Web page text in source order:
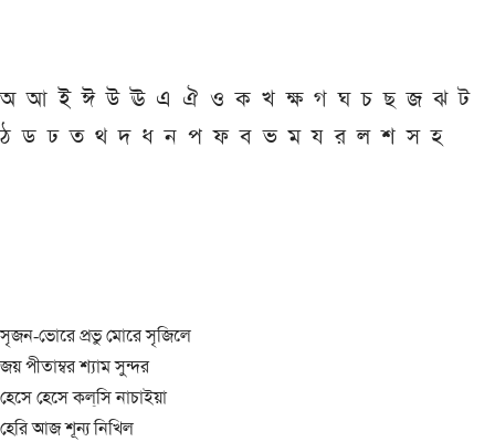
অ আ ই ঈ উ ঊ এ ঐ ও ক খ ক্ষ গ ঘ চ ছ জ ঝ ট
ঠ ড ঢ ত থ দ ধ ন প ফ ব ভ ম য র ল শ স হ
সৃজন-ভোরে প্রভু মোরে সৃজিলে
জয় পীতাম্বর শ্যাম সুন্দর
হেসে হেসে কল্‌সি নাচাইয়া
হেরি আজ শূন্য নিখিল